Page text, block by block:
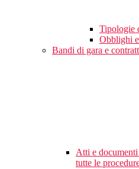
Tipologie
Obblighi
Bandi di gara e
Atti e
tutte le